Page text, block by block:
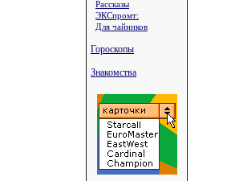
Рассказы
ЭКСпромт:
Для чайников
Гороскопы
Знакомства